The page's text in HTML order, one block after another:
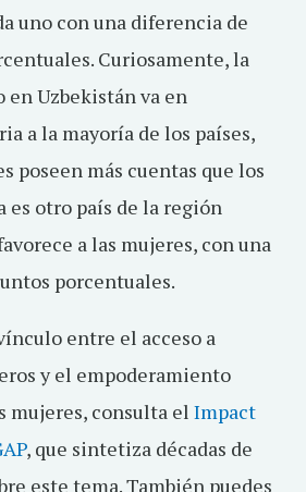
uno con una diferencia de
Curiosamente, la
en Uzbekistán va en
a la mayoría de los países,
poseen más cuentas que los
es otro país de la región
a las mujeres, con una
porcentuales.
entre el acceso a
y el empoderamiento
mujeres, consulta el Impact
, que sintetiza décadas de
este tema. También puedes